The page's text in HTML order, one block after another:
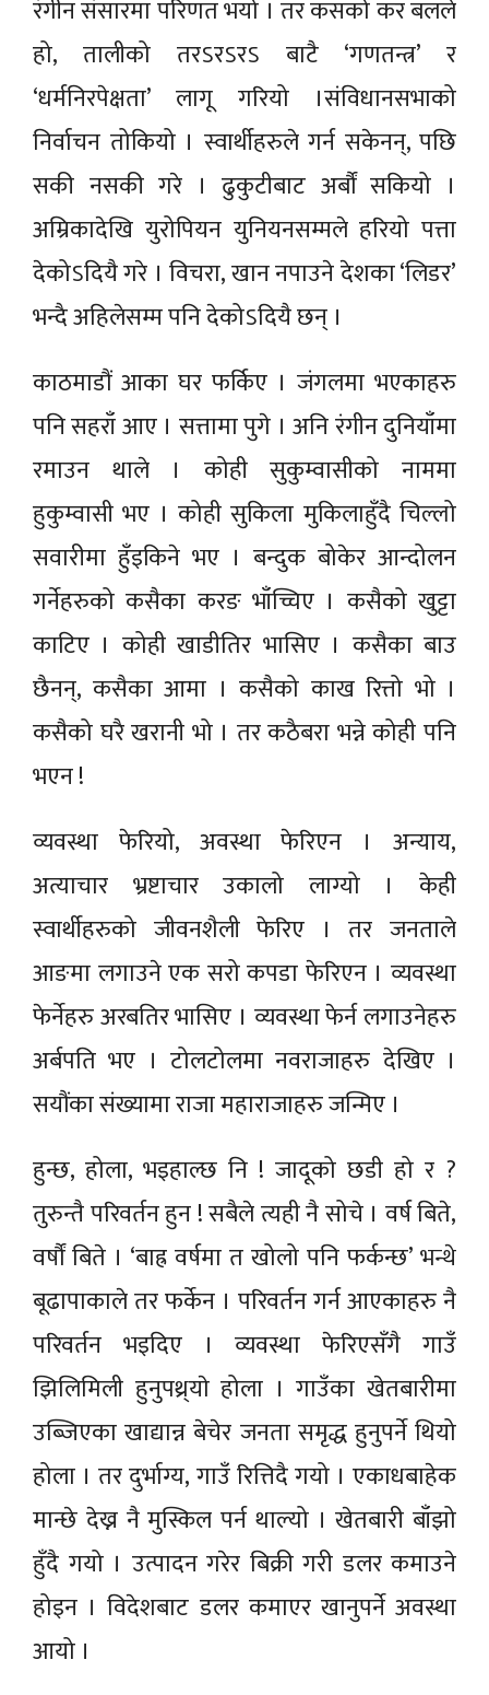
रंगीन संसारमा परिणत भयो । तर कसको कर बलले
हो, तालीको तरऽरऽरऽ बाटै ‘गणतन्त्र’ र
‘धर्मनिरपेक्षता’ लागू गरियो ।संविधानसभाको
निर्वाचन तोकियो । स्वार्थीहरुले गर्न सकेनन्, पछि
सकी नसकी गरे । ढुकुटीबाट अर्बौं सकियो ।
अम्रिकादेखि युरोपियन युनियनसम्मले हरियो पत्ता
देकोऽदियै गरे । विचरा, खान नपाउने देशका ‘लिडर’
भन्दै अहिलेसम्म पनि देकोऽदियै छन् ।
काठमाडौं आका घर फर्किए । जंगलमा भएकाहरु
पनि सहराँ आए । सत्तामा पुगे । अनि रंगीन दुनियाँमा
रमाउन थाले । कोही सुकुम्वासीको नाममा
हुकुम्वासी भए । कोही सुकिला मुकिलाहुँदै चिल्लो
सवारीमा हुँइकिने भए । बन्दुक बोकेर आन्दोलन
गर्नेहरुको कसैका करङ भाँच्चिए । कसैको खुट्टा
काटिए । कोही खाडीतिर भासिए । कसैका बाउ
छैनन्, कसैका आमा । कसैको काख रित्तो भो ।
कसैको घरै खरानी भो । तर कठैबरा भन्ने कोही पनि
भएन !
व्यवस्था फेरियो, अवस्था फेरिएन । अन्याय,
अत्याचार भ्रष्टाचार उकालो लाग्यो । केही
स्वार्थीहरुको जीवनशैली फेरिए । तर जनताले
आङमा लगाउने एक सरो कपडा फेरिएन । व्यवस्था
फेर्नेहरु अरबतिर भासिए । व्यवस्था फेर्न लगाउनेहरु
अर्बपति भए । टोलटोलमा नवराजाहरु देखिए ।
सयौंका संख्यामा राजा महाराजाहरु जन्मिए ।
हुन्छ, होला, भइहाल्छ नि ! जादूको छडी हो र ?
तुरुन्तै परिवर्तन हुन ! सबैले त्यही नै सोचे । वर्ष बिते,
वर्षौं बिते । ‘बाह्र वर्षमा त खोलो पनि फर्कन्छ’ भन्थे
बूढापाकाले तर फर्केन । परिवर्तन गर्न आएकाहरु नै
परिवर्तन भइदिए । व्यवस्था फेरिएसँगै गाउँ
झिलिमिली हुनुपथ्र्याे होला । गाउँका खेतबारीमा
उब्जिएका खाद्यान्न बेचेर जनता समृद्ध हुनुपर्ने थियो
होला । तर दुर्भाग्य, गाउँ रित्तिदै गयो । एकाधबाहेक
मान्छे देख्न नै मुस्किल पर्न थाल्यो । खेतबारी बाँझो
हुँदै गयो । उत्पादन गरेर बिक्री गरी डलर कमाउने
होइन । विदेशबाट डलर कमाएर खानुपर्ने अवस्था
आयो ।